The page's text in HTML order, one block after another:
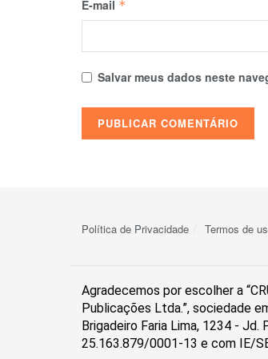
E-mail *
Salvar meus dados neste
Política de Privacidade Termos de
Agradecemos por escolher a
Publicações Ltda.”, sociedade
Brigadeiro Faria Lima, 1234 -
25.163.879/0001-13 e com IE/